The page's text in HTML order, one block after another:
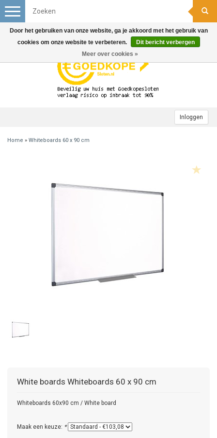
Inloggen
Toggle
navigation
Home » Whiteboards 60 x 90 cm
White boards Whiteboards 60 x 90 cm
Whiteboards 60x90 cm / White board
Maak een keuze: *
Door het gebruiken van onze website, ga je akkoord met het gebruik van
cookies om onze website te verbeteren.
Dit bericht verbergen
Meer over cookies »